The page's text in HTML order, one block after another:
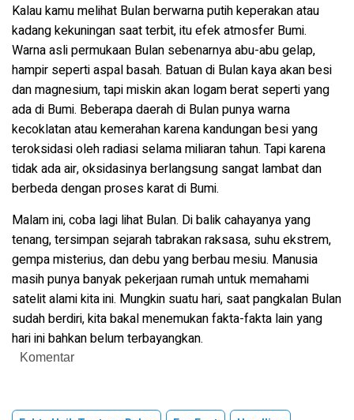
Kalau kamu melihat Bulan berwarna putih keperakan atau
kadang kekuningan saat terbit, itu efek atmosfer Bumi.
Warna asli permukaan Bulan sebenarnya abu-abu gelap,
hampir seperti aspal basah. Batuan di Bulan kaya akan besi
dan magnesium, tapi miskin akan logam berat seperti yang
ada di Bumi. Beberapa daerah di Bulan punya warna
kecoklatan atau kemerahan karena kandungan besi yang
teroksidasi oleh radiasi selama miliaran tahun. Tapi karena
tidak ada air, oksidasinya berlangsung sangat lambat dan
berbeda dengan proses karat di Bumi.
Malam ini, coba lagi lihat Bulan. Di balik cahayanya yang
tenang, tersimpan sejarah tabrakan raksasa, suhu ekstrem,
gempa misterius, dan debu yang berbau mesiu. Manusia
masih punya banyak pekerjaan rumah untuk memahami
satelit alami kita ini. Mungkin suatu hari, saat pangkalan Bulan
sudah berdiri, kita bakal menemukan fakta-fakta lain yang
hari ini bahkan belum terbayangkan.
Komentar